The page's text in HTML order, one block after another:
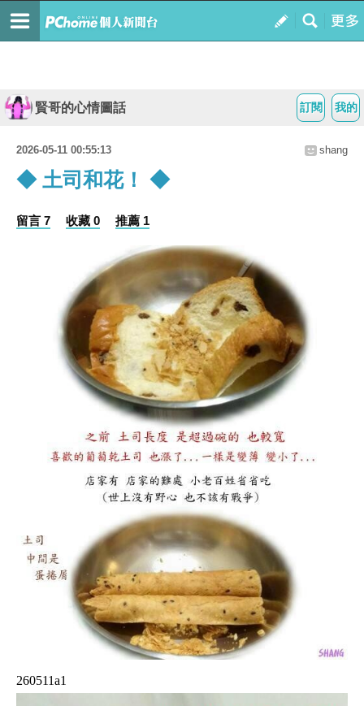
我的
訂閱
賢哥的心情圖話
2026-05-11 00:55:13 shang
◆ 土司和花！ ◆
留言 7 收藏 0 推薦 1
260511a1